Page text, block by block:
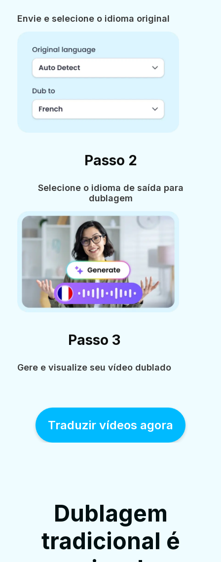
Envie e selecione o idioma original
Passo 2
Selecione o idioma de saída para
dublagem
Passo 3
Gere e visualize seu vídeo dublado
Traduzir vídeos agora
Dublagem
tradicional é